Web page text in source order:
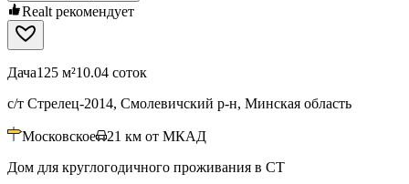
Realt рекомендует
Дача125 м²10.04 соток
с/т Стрелец-2014, Смолевичский р-н, Минская область
Московское 21 км от МКАД
Дом для круглогодичного проживания в СТ